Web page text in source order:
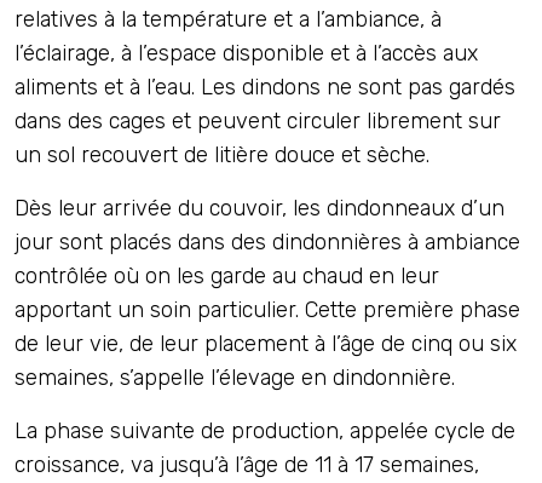
relatives à la température et a l’ambiance, à
l’éclairage, à l’espace disponible et à l’accès aux
aliments et à l’eau. Les dindons ne sont pas gardés
dans des cages et peuvent circuler librement sur
un sol recouvert de litière douce et sèche.
Dès leur arrivée du couvoir, les dindonneaux d’un
jour sont placés dans des dindonnières à ambiance
contrôlée où on les garde au chaud en leur
apportant un soin particulier. Cette première phase
de leur vie, de leur placement à l’âge de cinq ou six
semaines, s’appelle l’élevage en dindonnière.
La phase suivante de production, appelée cycle de
croissance, va jusqu’à l’âge de 11 à 17 semaines,